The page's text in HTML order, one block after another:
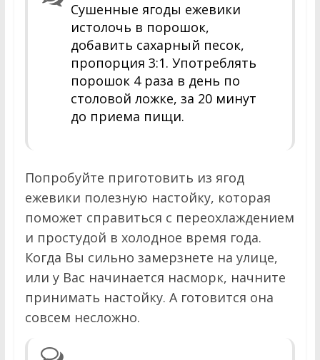
Сушенные ягоды ежевики
истолочь в порошок,
добавить сахарный песок,
пропорция 3:1. Употреблять
порошок 4 раза в день по
столовой ложке, за 20 минут
до приема пищи.
Попробуйте приготовить из ягод
ежевики полезную настойку, которая
поможет справиться с переохлаждением
и простудой в холодное время года.
Когда Вы сильно замерзнете на улице,
или у Вас начинается насморк, начните
принимать настойку. А готовится она
совсем несложно.